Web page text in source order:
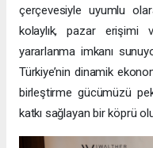
çerçevesiyle uyumlu
kolaylık, pazar erişimi
yararlanma imkanı
Türkiye’nin dinamik
birleştirme gücümüzü
katkı sağlayan bir köprü